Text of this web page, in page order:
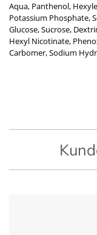
Aqua, Panthenol,
Potassium Phosphate,
Glucose, Sucrose,
Hexyl Nicotinate,
Carbomer, Sodium